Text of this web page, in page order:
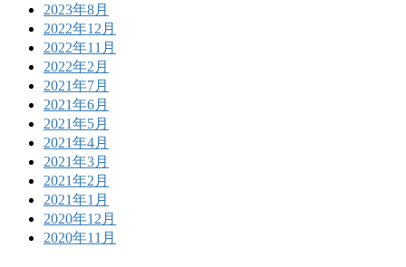
2023年8月
2022年12月
2022年11月
2022年2月
2021年7月
2021年6月
2021年5月
2021年4月
2021年3月
2021年2月
2021年1月
2020年12月
2020年11月